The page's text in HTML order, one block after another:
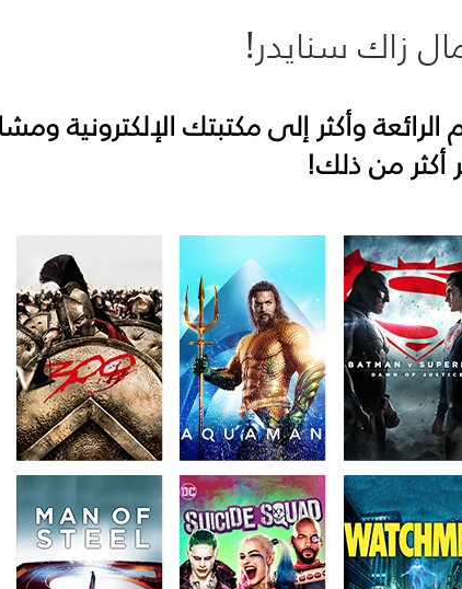
زاك سنايدر!
وأكثر إلى مكتبتك الإلكترونية
أكثر من ذلك!